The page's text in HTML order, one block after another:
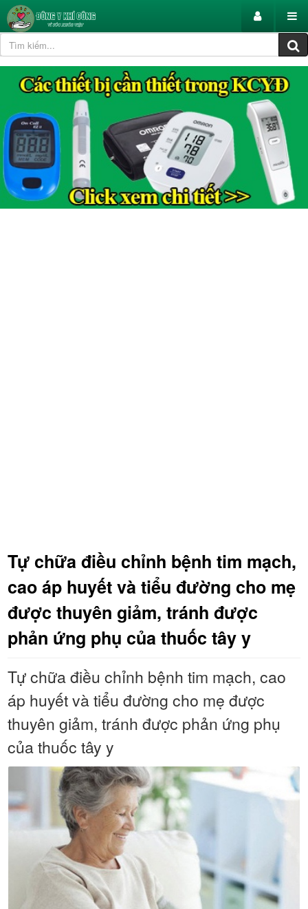
Tự chữa điều chỉnh bệnh tim mạch,
cao áp huyết và tiểu đường cho mẹ
được thuyên giảm, tránh được
phản ứng phụ của thuốc tây y
Tự chữa điều chỉnh bệnh tim mạch, cao
áp huyết và tiểu đường cho mẹ được
thuyên giảm, tránh được phản ứng phụ
của thuốc tây y